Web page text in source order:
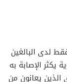
لدى البالغين
يكثر الإصابة به
عامًا خاصةً لدى الذين يعانون من